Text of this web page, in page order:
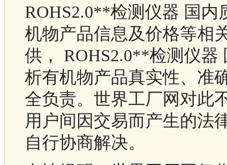
ROHS2.0**检测仪器 国
机物产品信息及价格等相
供， ROHS2.0**检测仪
析有机物产品真实性、准
全负责。世界工厂网对此
用户间因交易而产生的法
自行协商解决。